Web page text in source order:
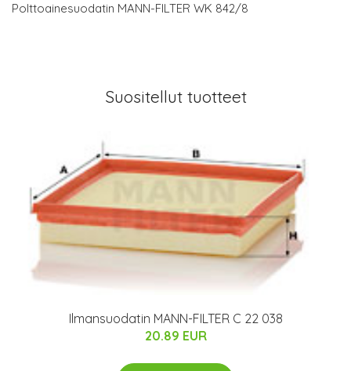
Polttoainesuodatin MANN-FILTER WK 842/8
Suositellut tuotteet
Ilmansuodatin MANN-FILTER C 22 038
20.89 EUR